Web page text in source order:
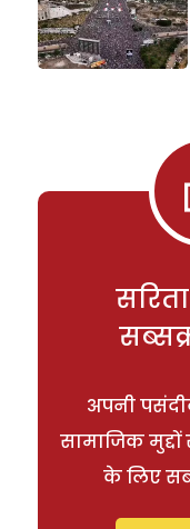
अपनी
सामाजिक
के लिए